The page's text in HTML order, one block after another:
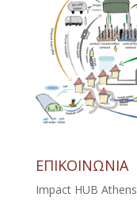
ΕΠΙΚΟΙΝΩΝΙΑ
Impact HUB Athens